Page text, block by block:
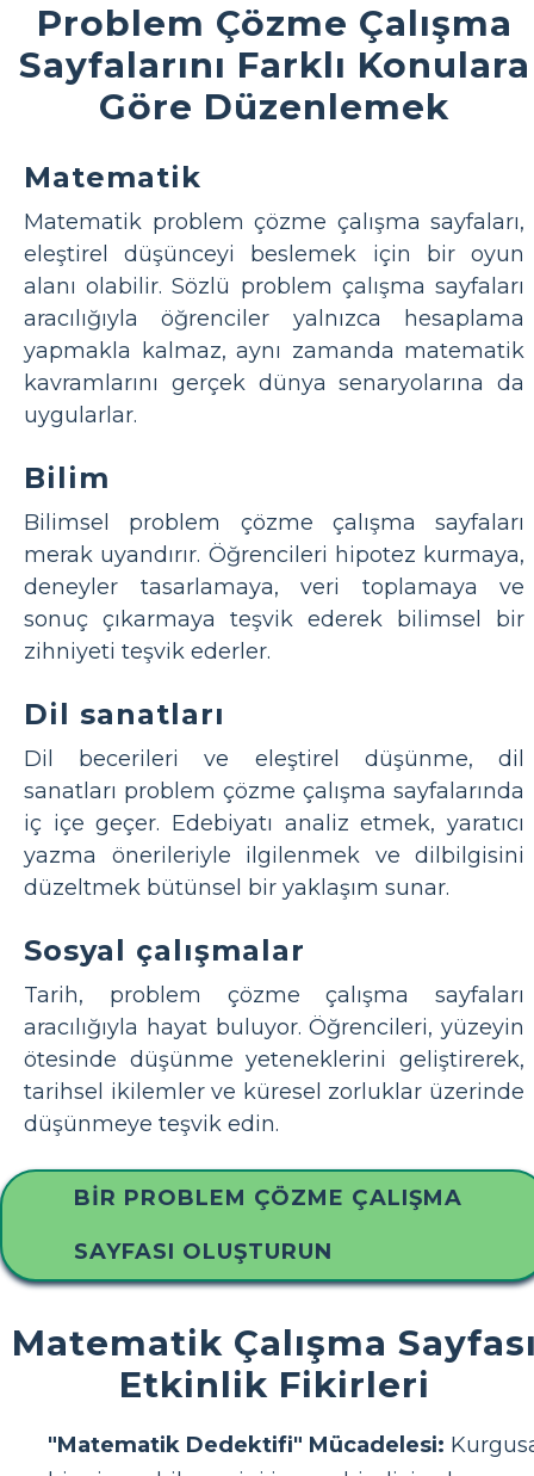
Problem Çözme Çalışma
Sayfalarını Farklı Konulara
Göre Düzenlemek
Matematik
Matematik problem çözme çalışma sayfaları,
eleştirel düşünceyi beslemek için bir oyun
alanı olabilir. Sözlü problem çalışma sayfaları
aracılığıyla öğrenciler yalnızca hesaplama
yapmakla kalmaz, aynı zamanda matematik
kavramlarını gerçek dünya senaryolarına da
uygularlar.
Bilim
Bilimsel problem çözme çalışma sayfaları
merak uyandırır. Öğrencileri hipotez kurmaya,
deneyler tasarlamaya, veri toplamaya ve
sonuç çıkarmaya teşvik ederek bilimsel bir
zihniyeti teşvik ederler.
Dil sanatları
Dil becerileri ve eleştirel düşünme, dil
sanatları problem çözme çalışma sayfalarında
iç içe geçer. Edebiyatı analiz etmek, yaratıcı
yazma önerileriyle ilgilenmek ve dilbilgisini
düzeltmek bütünsel bir yaklaşım sunar.
Sosyal çalışmalar
Tarih, problem çözme çalışma sayfaları
aracılığıyla hayat buluyor. Öğrencileri, yüzeyin
ötesinde düşünme yeteneklerini geliştirerek,
tarihsel ikilemler ve küresel zorluklar üzerinde
düşünmeye teşvik edin.
BIR PROBLEM ÇÖZME ÇALIŞMA
SAYFASI OLUŞTURUN
Matematik Çalışma
Etkinlik Fikirleri
"Matematik Dedektifi" Mücadelesi: